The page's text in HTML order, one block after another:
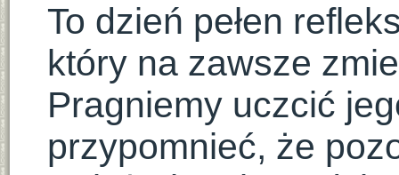
To dzień pełen
który na zawsze
Pragniemy uczcić
przypomnieć, że